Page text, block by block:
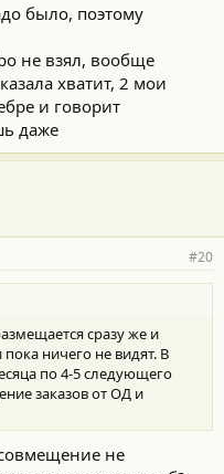
было, поэтому
не взял, вообще
хватит, 2 мои
и говорит
даже
#20
сразу же и
ничего не видят. В
по 4-5 следующего
заказов от ОД и
совмещение не